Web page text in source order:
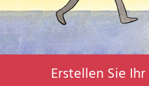
Erstellen Sie